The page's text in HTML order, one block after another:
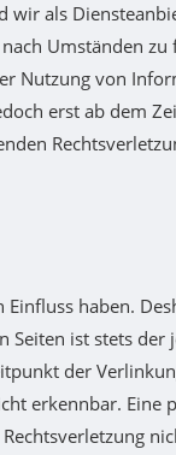
wir als
Umständen zu
Nutzung von
erst ab dem
haben.
Seiten ist stets der
der
erkennbar. Eine